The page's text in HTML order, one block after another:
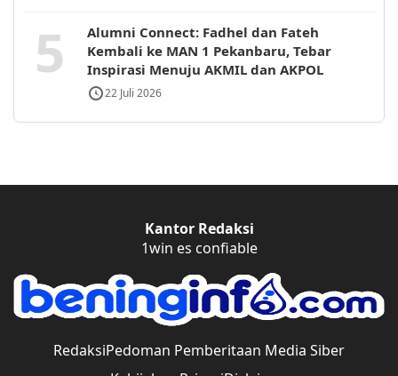
5
Alumni Connect: Fadhel dan Fateh
Kembali ke MAN 1 Pekanbaru, Tebar
Inspirasi Menuju AKMIL dan AKPOL
22 Juli 2026
Kantor Redaksi
1win es confiable
RedaksiPedoman Pemberitaan Media Siber